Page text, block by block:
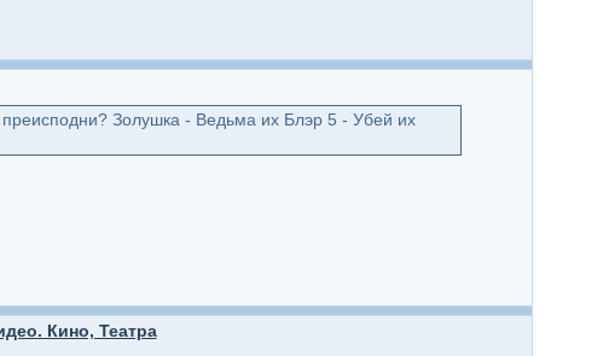
Золушка - Ведьма их Блэр 5 - Убей их
Кино, Театра